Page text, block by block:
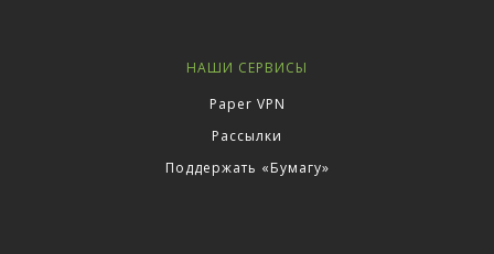
НАШИ СЕРВИСЫ
Paper VPN
Рассылки
Поддержать «Бумагу»